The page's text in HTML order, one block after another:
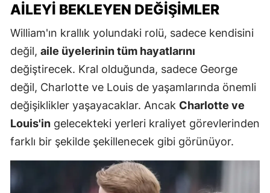
AILEYI BEKLEYEN DEĞIŞIMLER
William'ın krallık yolundaki rolü, sadece kendisini
değil, aile üyelerinin tüm hayatlarını
değiştirecek. Kral olduğunda, sadece George
değil, Charlotte ve Louis de yaşamlarında önemli
değişiklikler yaşayacaklar. Ancak Charlotte ve
Louis'in gelecekteki yerleri kraliyet görevlerinden
farklı bir şekilde şekillenecek gibi görünüyor.